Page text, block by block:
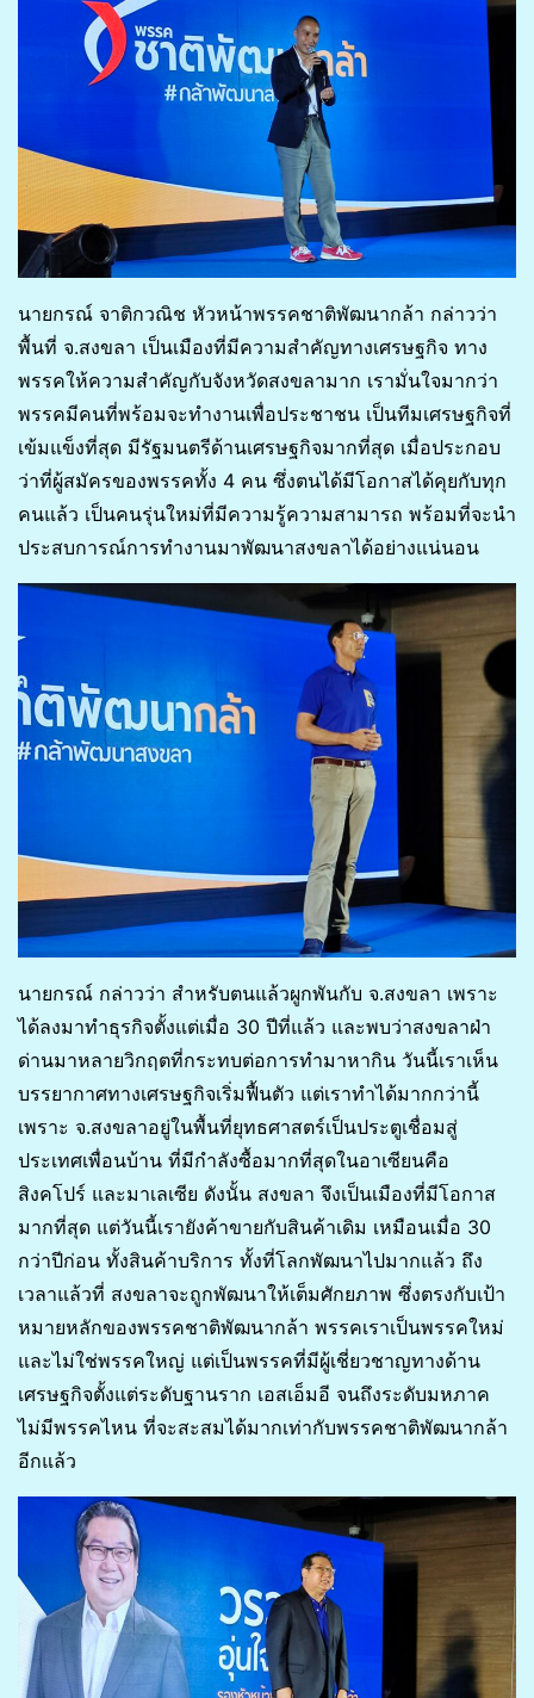
นายกรณ์ จาติกวณิช หัวหน้าพรรคชาติพัฒนากล้า กล่าวว่า
พื้นที่ จ.สงขลา เป็นเมืองที่มีความสำคัญทางเศรษฐกิจ ทาง
พรรคให้ความสำคัญกับจังหวัดสงขลามาก เรามั่นใจมากว่า
พรรคมีคนที่พร้อมจะทำงานเพื่อประชาชน เป็นทีมเศรษฐกิจที่
เข้มแข็งที่สุด มีรัฐมนตรีด้านเศรษฐกิจมากที่สุด เมื่อประกอบ
ว่าที่ผู้สมัครของพรรคทั้ง 4 คน ซึ่งตนได้มีโอกาสได้คุยกับทุก
คนแล้ว เป็นคนรุ่นใหม่ที่มีความรู้ความสามารถ พร้อมที่จะนำ
ประสบการณ์การทำงานมาพัฒนาสงขลาได้อย่างแน่นอน
นายกรณ์ กล่าวว่า สำหรับตนแล้วผูกพันกับ จ.สงขลา เพราะ
ได้ลงมาทำธุรกิจตั้งแต่เมื่อ 30 ปีที่แล้ว และพบว่าสงขลาฝ่า
ด่านมาหลายวิกฤตที่กระทบต่อการทำมาหากิน วันนี้เราเห็น
บรรยากาศทางเศรษฐกิจเริ่มฟื้นตัว แต่เราทำได้มากกว่านี้
เพราะ จ.สงขลาอยู่ในพื้นที่ยุทธศาสตร์เป็นประตูเชื่อมสู่
ประเทศเพื่อนบ้าน ที่มีกำลังซื้อมากที่สุดในอาเซียนคือ
สิงคโปร์ และมาเลเซีย ดังนั้น สงขลา จึงเป็นเมืองที่มีโอกาส
มากที่สุด แต่วันนี้เรายังค้าขายกับสินค้าเดิม เหมือนเมื่อ 30
กว่าปีก่อน ทั้งสินค้าบริการ ทั้งที่โลกพัฒนาไปมากแล้ว ถึง
เวลาแล้วที่ สงขลาจะถูกพัฒนาให้เต็มศักยภาพ ซึ่งตรงกับเป้า
หมายหลักของพรรคชาติพัฒนากล้า พรรคเราเป็นพรรคใหม่
และไม่ใช่พรรคใหญ่ แต่เป็นพรรคที่มีผู้เชี่ยวชาญทางด้าน
เศรษฐกิจตั้งแต่ระดับฐานราก เอสเอ็มอี จนถึงระดับมหภาค
ไม่มีพรรคไหน ที่จะสะสมได้มากเท่ากับพรรคชาติพัฒนากล้า
อีกแล้ว